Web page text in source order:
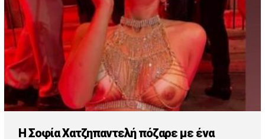
Η Σοφία Χατζηπαντελή πόζαρε με ένα